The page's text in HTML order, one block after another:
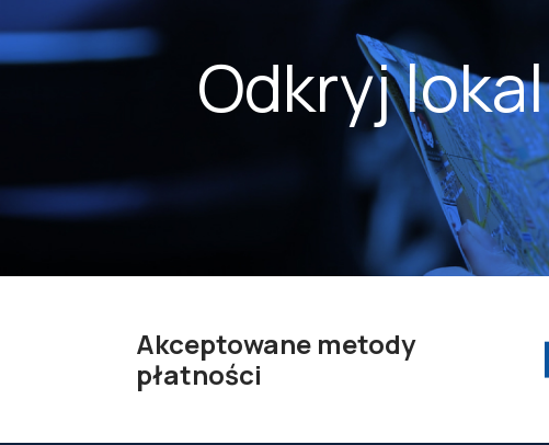
Odkryj
Akceptowane metody
płatności